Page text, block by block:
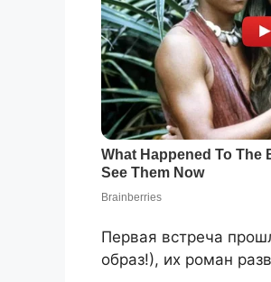
Первая встреча
образ!), их роман